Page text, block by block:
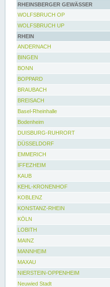
RHEINSBERGER GEWÄSSER
WOLFSBRUCH OP
WOLFSBRUCH UP
RHEIN
ANDERNACH
BINGEN
BONN
BOPPARD
BRAUBACH
BREISACH
Basel-Rheinhalle
Bodenheim
DUISBURG-RUHRORT
DÜSSELDORF
EMMERICH
IFFEZHEIM
KAUB
KEHL-KRONENHOF
KOBLENZ
KONSTANZ-RHEIN
KÖLN
LOBITH
MAINZ
MANNHEIM
MAXAU
NIERSTEIN-OPPENHEIM
Neuwied Stadt